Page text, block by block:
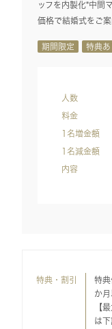
ッフを内製化*中間
価格で結婚式をご案
期間限定 特典あ
人数
料金
1名増金額
1名減金額
内容
特典・割引 特典
か月
【
は